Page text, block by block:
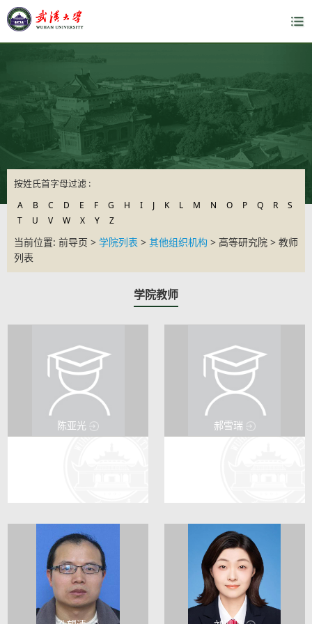
按姓氏首字母过滤 :
A B C D E F G H I J K L M N O P Q R
S
T
U V W X Y Z
当前位置: 前导页 > 学院列表 > 其他组织机构 > 高等研究院 > 教师
列表
学院教师
陈亚光 郝雪瑞